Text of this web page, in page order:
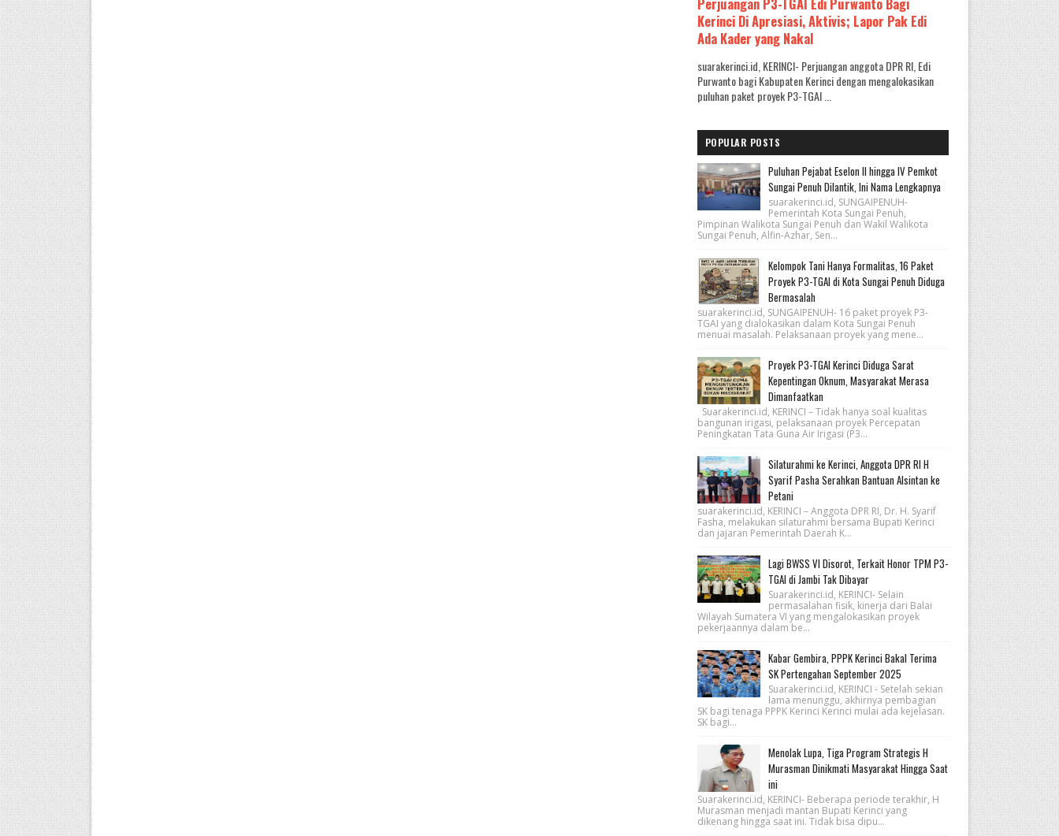
Kerinci Di Apresiasi, Aktivis; Lapor Pak Edi
Ada Kader yang Nakal
suarakerinci.id, KERINCI- Perjuangan anggota DPR RI, Edi
Purwanto bagi Kabupaten Kerinci dengan mengalokasikan
puluhan paket proyek P3-TGAI ...
POPULAR POSTS
Puluhan Pejabat Eselon II hingga IV Pemkot
Sungai Penuh Dilantik, Ini Nama Lengkapnya
suarakerinci.id, SUNGAIPENUH-
Pemerintah Kota Sungai Penuh,
Pimpinan Walikota Sungai Penuh dan Wakil Walikota
Sungai Penuh, Alfin-Azhar, Sen...
Kelompok Tani Hanya Formalitas, 16 Paket
Proyek P3-TGAI di Kota Sungai Penuh Diduga
Bermasalah
suarakerinci.id, SUNGAIPENUH- 16 paket proyek P3-
TGAI yang dialokasikan dalam Kota Sungai Penuh
menuai masalah. Pelaksanaan proyek yang mene...
Proyek P3-TGAI Kerinci Diduga Sarat
Kepentingan Oknum, Masyarakat Merasa
Dimanfaatkan
Suarakerinci.id, KERINCI – Tidak hanya soal kualitas
bangunan irigasi, pelaksanaan proyek Percepatan
Peningkatan Tata Guna Air Irigasi (P3...
Silaturahmi ke Kerinci, Anggota DPR RI H
Syarif Pasha Serahkan Bantuan Alsintan ke
Petani
suarakerinci.id, KERINCI – Anggota DPR RI, Dr. H. Syarif
Fasha, melakukan silaturahmi bersama Bupati Kerinci
dan jajaran Pemerintah Daerah K...
Lagi BWSS VI Disorot, Terkait Honor TPM P3-
TGAI di Jambi Tak Dibayar
Suarakerinci.id, KERINCI- Selain
permasalahan fisik, kinerja dari Balai
Wilayah Sumatera VI yang mengalokasikan proyek
pekerjaannya dalam be...
Kabar Gembira, PPPK Kerinci Bakal Terima
SK Pertengahan September 2025
Suarakerinci.id, KERINCI - Setelah sekian
lama menunggu, akhirnya pembagian
SK bagi tenaga PPPK Kerinci Kerinci mulai ada kejelasan.
SK bagi...
Menolak Lupa, Tiga Program Strategis H
Murasman Dinikmati Masyarakat Hingga Saat
ini
Suarakerinci.id, KERINCI- Beberapa periode terakhir, H
Murasman menjadi mantan Bupati Kerinci yang
dikenang hingga saat ini. Tidak bisa dipu...